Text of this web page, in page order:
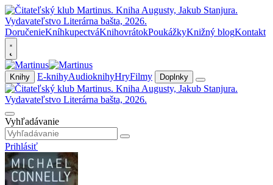
DoručenieKníhkupectváKnihovrátokPoukážkyKnižný blogKontakt
Knihy E-knihyAudioknihyHryFilmy Doplnky
Vyhľadávanie
Prihlásiť